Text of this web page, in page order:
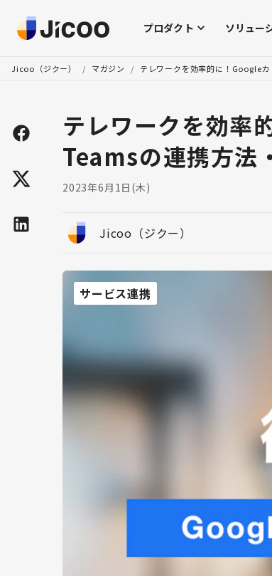
プロダクト ソリュー
Jicoo（ジクー） / マガジン / テレワークを効率的に！Google
テレワークを効
Teamsの連携方法
2023年6月1日(木)
Jicoo（ジクー）
サービス連携